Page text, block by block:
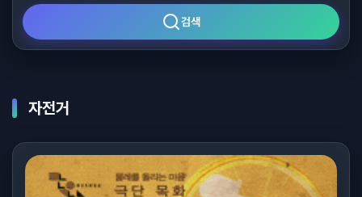
검색
자전거